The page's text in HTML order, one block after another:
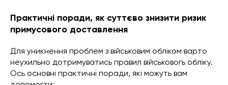
Практичні поради, як суттєво знизити ризик
примусового доставлення
Для уникнення проблем з військовим обліком варто
неухильно дотримуватись правил військовогь обліку.
Ось основні практичні поради, які можуть вам